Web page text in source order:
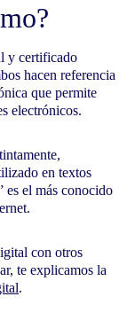
y certificado
hacen referencia
que permite
electrónicos.
en textos
es el más conocido
con otros
te explicamos la
.